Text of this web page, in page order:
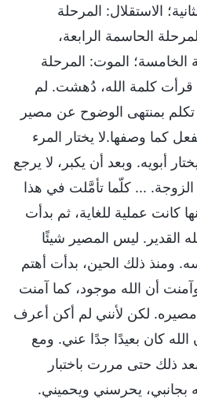
الاستقلال: المرحلة
الحاسمة الرابعة،
الخامسة؛ الموت: المرحلة
قرأت كلمة الله، دُهشت. لم
تكلم بمنتهى الوضوح عن مصير
كما وصفها.لا يختار المرء
أبويه. وبعد أن يكبر، لا يرجع
الزوجة. ... كلّما تأمَّلت في هذا
كانت عملية للغاية، ثم بدأت
القدير. ليس المصير شيئًا
ومنذ ذلك الحين، بدأت أهتم
وآمنت أن الله موجود، كما آمنت
لكن لأنني لم أكن أعرف
كان بعيدًا جدًا عني. ومع
ذلك حتى مررت باختبار
يحرسني ويحميني.